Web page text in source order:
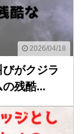
2026/04/18
がクジラ
残酷...